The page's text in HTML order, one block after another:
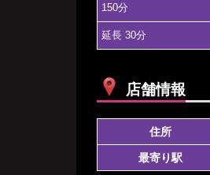
150分
延長 30分
店舗情報
住所
最寄り駅